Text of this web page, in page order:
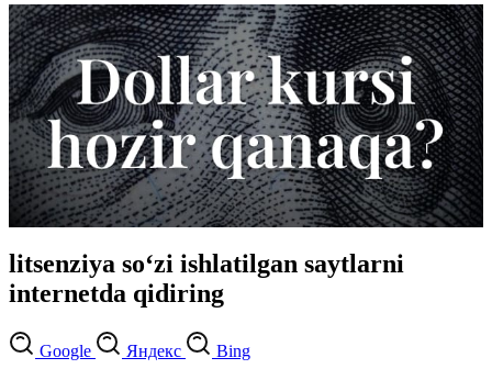
litsenziya so‘zi ishlatilgan saytlarni
internetda qidiring
Google Яндекс Bing